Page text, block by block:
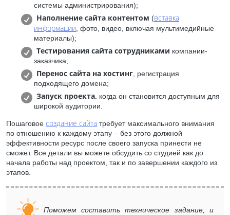
системы администрирования);
Наполнение сайта контентом (вставка
информации , фото, видео, включая мультимедийные
материалы);
Тестирования сайта сотрудниками компании-
заказчика;
Перенос сайта на хостинг , регистрация
подходящего домена;
Запуск проекта, когда он становится доступным для
широкой аудитории.
Пошаговое создание сайта требует максимального внимания
по отношению к каждому этапу – без этого должной
эффективности ресурс после своего запуска принести не
сможет. Все детали вы можете обсудить со студией как до
начала работы над проектом, так и по завершении каждого из
этапов.
Поможем составить техническое задание, и